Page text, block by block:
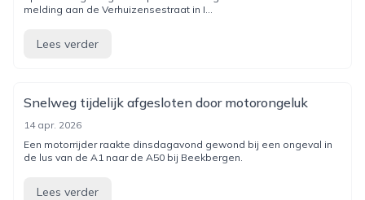
melding aan de Verhuizensestraat in I...
Lees verder
Snelweg tijdelijk afgesloten door motorongeluk
14 apr. 2026
Een motorrijder raakte dinsdagavond gewond bij een ongeval in
de lus van de A1 naar de A50 bij Beekbergen.
Lees verder